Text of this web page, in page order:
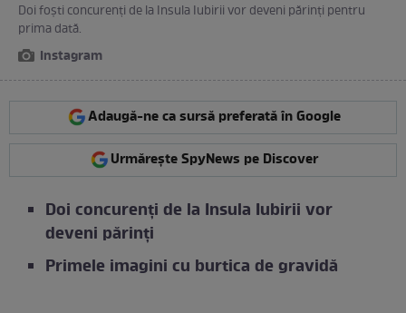
Doi foști concurenți de la Insula Iubirii vor deveni părinți pentru
prima dată.
Instagram
Adaugă-ne ca sursă preferată în Google
Urmărește SpyNews pe Discover
Doi concurenți de la Insula Iubirii vor
deveni părinți
Primele imagini cu burtica de gravidă